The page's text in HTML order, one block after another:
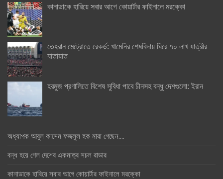
কানাডাকে হারিয়ে সবার আগে কোয়ার্টার ফাইনালে মরক্কো
তেহরান মেট্রোতে রেকর্ড: খামেনির শেষবিদায় ঘিরে ৭০ লাখ যাত্রীর
যাতায়াত
হরমুজ প্রণালিতে বিশেষ সুবিধা পাবে চীনসহ বন্ধু দেশগুলো: ইরান
অধ্যাপক আবুল কাসেম ফজলুল হক মারা গেছেন….
বন্ধ হয়ে গেল দেশের একমাত্র সচল রাডার
কানাডাকে হারিয়ে সবার আগে কোয়ার্টার ফাইনালে মরক্কো